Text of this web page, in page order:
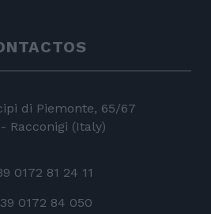
di Piemonte, 65/67
Racconigi (Italy)
0172 81 24 11
0172 84 050